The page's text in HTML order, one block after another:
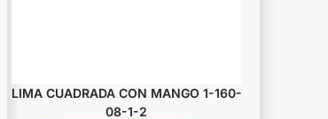
LIMA CUADRADA CON MANGO 1-160-
08-1-2